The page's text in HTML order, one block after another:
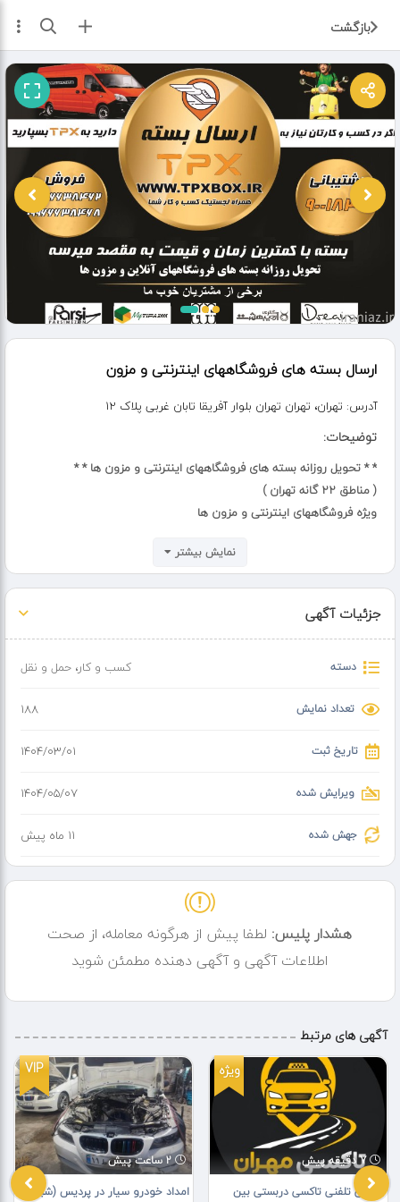
بازگشت ثبت آگهی
ارسال بسته های فروشگاههای اینترنتی و مزون
آدرس: تهران، تهران تهران بلوار آفریقا تابان غربی پلاک 12
توضیحات:
* * تحویل روزانه بسته های فروشگاههای اینترنتی و مزون ها * *
( مناطق 22 گانه تهران )
ویژه فروشگاههای اینترنتی و مزون ها
تحویل منظم و بموقع و قابل پیگیری آنلاین لحظه به لحظه
نمایش بیشتر
جزئیات آگهی
دسته کسب و کار،حمل و نقل
تعداد نمایش 188
تاریخ ثبت ۱۴۰۴/۰۳/۰۱
ویرایش شده ۱۴۰۴/۰۵/۰۷
جهش شده 11 ماه پیش
هشدار پلیس: لطفا پیش از هرگونه معامله، از صحت
اطلاعات آگهی و آگهی دهنده مطمئن شوید
آگهی های مرتبط
VIP
2 ساعت پیش
امداد خودرو سیار در پردیس (شبانه
ویژه
7 دقیقه پیش
تاکسی تلفنی تاکسی دربستی بین